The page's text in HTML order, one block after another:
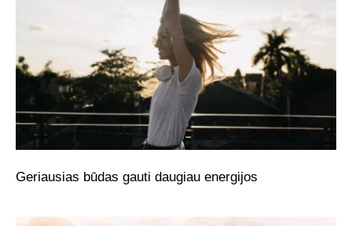
Geriausias būdas gauti daugiau energijos